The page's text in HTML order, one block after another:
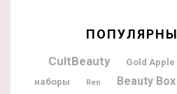
CultBeauty Gold Apple
наборы
Ren Beauty Box